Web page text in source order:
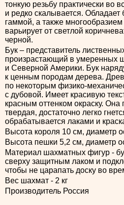
тонкую резьбу практически во
и редко скалывается. Обладает
гаммой, а также многообразием
варьирует от светлой
черной.
Бук – представитель
произрастающий в умеренных
и Северной Америки. Бук
к ценным породам дерева.
по некоторым физико-
с дубовой. Имеет красивую
красным оттенком окраску. Она
твердая, достаточно легко
обрабатывается лаками и
Высота короля 10 см, диаметр
Высота пешки 5,2 см, диаметр
Материал шахматных фигур -
сверху защитным лаком и
чтобы не царапать доску во
Вес шахмат - 2 кг
Производитель Россия